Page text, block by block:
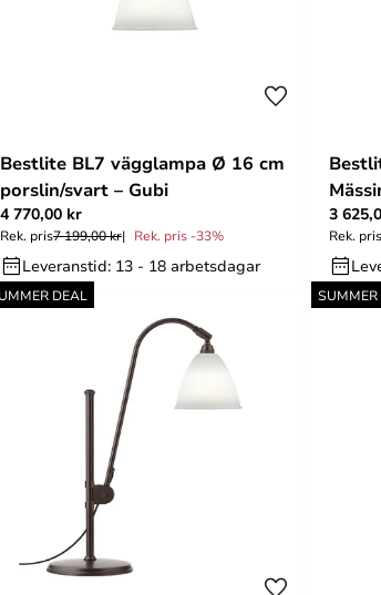
Bestlite BL7 vägglampa Ø 16 cm
porslin/svart – Gubi
4 770,00 kr
Rek. pris7 199,00 kr Rek. pris -33%
Leveranstid: 13 - 18 arbetsdagar
3
Rek. pris
DEAL SUMMER